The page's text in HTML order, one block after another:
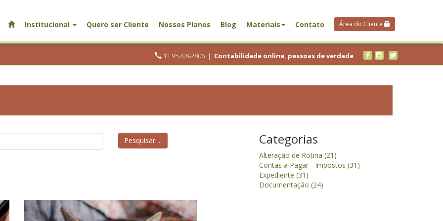
Institucional Quero ser Cliente Nossos Planos Blog Materiais Contato Área do Cliente
11 95208-2806 | Contabilidade online, pessoas de verdade
Categorias
Alteração de Rotina (21)
Contas a Pagar - Impostos (31)
Expediente (31)
Documentação (24)